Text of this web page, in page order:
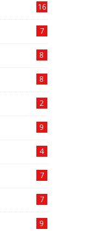
16
7
8
8
2
9
4
7
7
9